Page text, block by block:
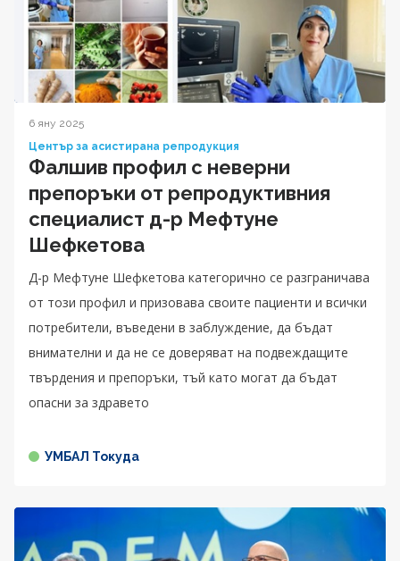
6 яну 2025
Център за асистирана репродукция
Фалшив профил с неверни
препоръки от репродуктивния
специалист д-р Мефтуне
Шефкетова
Д-р Мефтуне Шефкетова категорично се разграничава
от този профил и призовава своите пациенти и всички
потребители, въведени в заблуждение, да бъдат
внимателни и да не се доверяват на подвеждащите
твърдения и препоръки, тъй като могат да бъдат
опасни за здравето
УМБАЛ Токуда